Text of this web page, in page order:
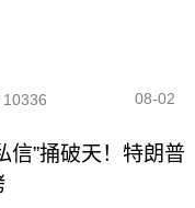
10336 08-02
信”捅破天！特朗普